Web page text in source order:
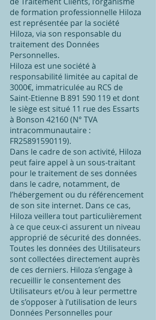
de formation professionnelle Hiloza
est représentée par la société
Hiloza, via son responsable du
traitement des Données
Personnelles.
Hiloza est une société à
responsabilité limitée au capital de
3000€, immatriculée au RCS de
Saint-Etienne B 891 590 119 et dont
le siège est situé 11 rue des Essarts
à Bonson 42160 (N° TVA
intracommunautaire :
FR25891590119).
Dans le cadre de son activité, Hiloza
peut faire appel à un sous-traitant
pour le traitement de ses données
dans le cadre, notamment, de
l’hébergement ou du référencement
de son site internet. Dans ce cas,
Hiloza veillera tout particulièrement
à ce que ceux-ci assurent un niveau
approprié de sécurité des données.
Toutes les données des Utilisateurs
sont collectées directement auprès
de ces derniers. Hiloza s’engage à
recueillir le consentement des
Utilisateurs et/ou à leur permettre
de s’opposer à l’utilisation de leurs
Données Personnelles pour